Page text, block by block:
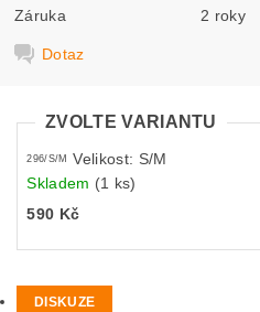
Záruka 2 roky
Dotaz
ZVOLTE VARIANTU
296/S/M
Velikost: S/M
Skladem (1 ks)
590 Kč
DISKUZE